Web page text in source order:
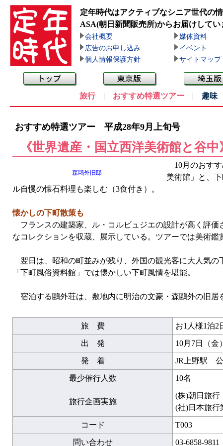
定年時代はアクティブなシニア世代の
ASA(朝日新聞販売所)からお届けしてい
会社概要 媒体資料
広告のお申し込み
イベント
個人情報保護方針
サイトマップ
旅行| おすすめ特選ツアー| 趣味
おすすめ特選ツアー 平成28年9月上旬号
《世界遺産・国立西洋美術館と谷
森鷗外旧邸
10月のおすす
美術館」と、
ル自慢の懐石料理も楽しむ（3食付き）。
懐かしの下町散策も
フランスの建築家、ル・コルビュジエの設計が高く評価
なコレクションを収蔵、展示している。ツアーでは美術
翌日は、昭和の町並みが残り、外国の観光客に大人気の
「下町風俗資料館」では懐かしい下町風情を堪能。
宿泊する鷗外荘は、敷地内に明治の文豪・森鷗外の旧居
旅 費 お1人様1泊
出 発 10月7日（金）
発 着 JR上野駅
最少催行人数 10名
旅行企画実施
(株)朝日旅
(社)日本旅行
コード T003
問い合わせ 03-6858-9811